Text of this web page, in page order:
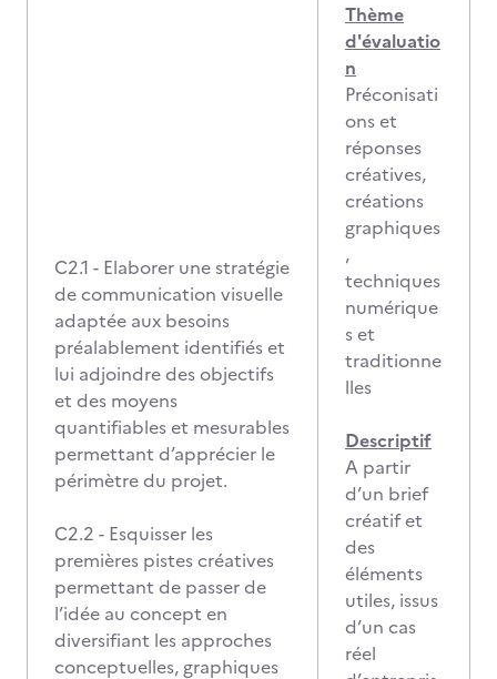
C2.1 - Elaborer une stratégie
de communication visuelle
adaptée aux besoins
préalablement identifiés et
lui adjoindre des objectifs
et des moyens
quantifiables et mesurables
permettant d’apprécier le
périmètre du projet.
C2.2 - Esquisser les
premières pistes créatives
permettant de passer de
l’idée au concept en
diversifiant les approches
conceptuelles, graphiques
Thème
d'évaluatio
n
Préconisati
ons et
réponses
créatives,
créations
graphiques
,
techniques
numérique
s et
traditionne
lles
Descriptif
A partir
d’un brief
créatif et
des
éléments
utiles, issus
d’un cas
réel